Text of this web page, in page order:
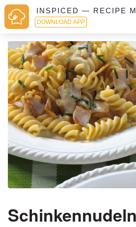
INSPICED — RECIPE
DOWNLOAD APP